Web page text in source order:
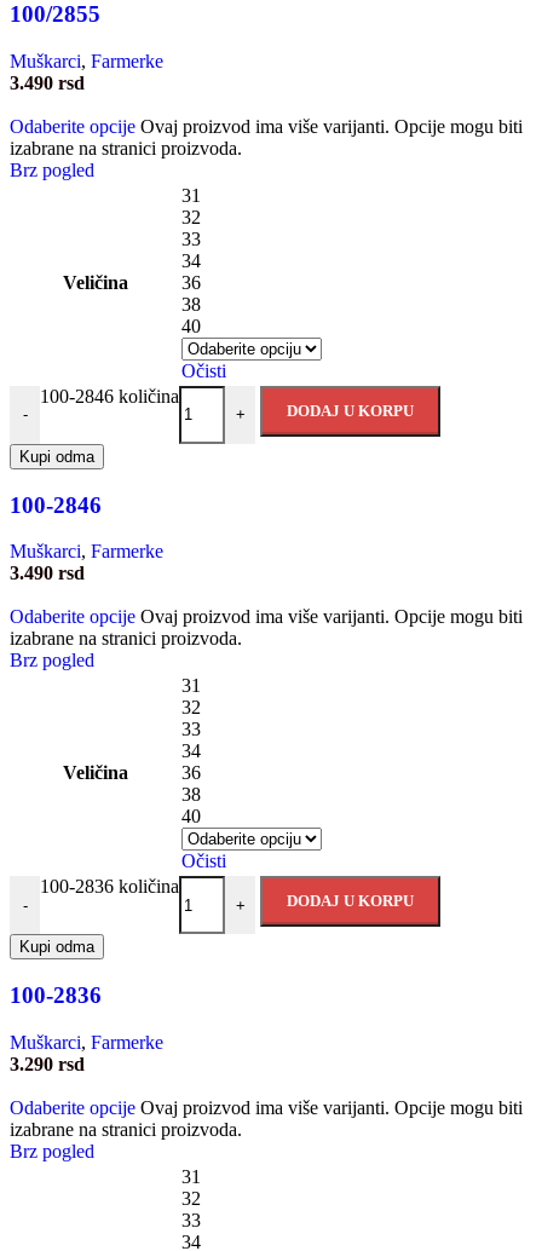
100/2855
Muškarci, Farmerke
3.490 rsd
Odaberite opcije Ovaj proizvod ima više varijanti. Opcije mogu biti
izabrane na stranici proizvoda.
Brz pogled
Veličina
31
32
33
34
36
38
40
Očisti
-
100-2846 količina
+ DODAJ U KORPU
Kupi odma
100-2846
Muškarci, Farmerke
3.490 rsd
Odaberite opcije Ovaj proizvod ima više varijanti. Opcije mogu biti
izabrane na stranici proizvoda.
Brz pogled
Veličina
31
32
33
34
36
38
40
Očisti
-
100-2836 količina
+ DODAJ U KORPU
Kupi odma
100-2836
Muškarci, Farmerke
3.290 rsd
Odaberite opcije Ovaj proizvod ima više varijanti. Opcije mogu biti
izabrane na stranici proizvoda.
Brz pogled
31
32
33
34